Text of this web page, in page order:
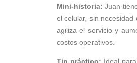
Mini-historia: Juan
el celular, sin
agiliza el servicio y
costos operativos.